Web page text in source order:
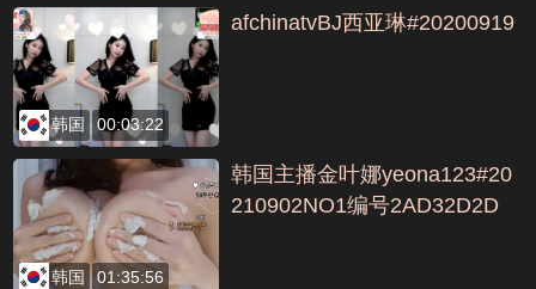
韩国 00:03:22
afchinatvBJ西亚琳#20200919
韩国 01:35:56
韩国主播金叶娜yeona123#20
210902NO1编号2AD32D2D